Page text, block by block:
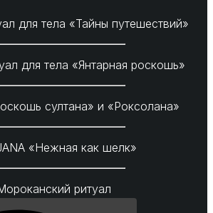
для тела «Тайны путешествий»
для тела «Янтарная роскошь»
султана» и «Роксолана»
«Нежная как шелк»
ритуал